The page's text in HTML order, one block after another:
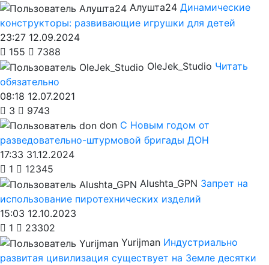
Алушта24 Динамические
конструкторы: развивающие игрушки для детей
23:27 12.09.2024
155
7388
OleJek_Studio Читать
обязательно
08:18 12.07.2021
3
9743
don С Новым годом от
разведовательно-штурмовой бригады ДОН
17:33 31.12.2024
1
12345
Alushta_GPN Запрет на
использование пиротехнических изделий
15:03 12.10.2023
1
23302
Yurijman Индустриально
развитая цивилизация существует на Земле десятки